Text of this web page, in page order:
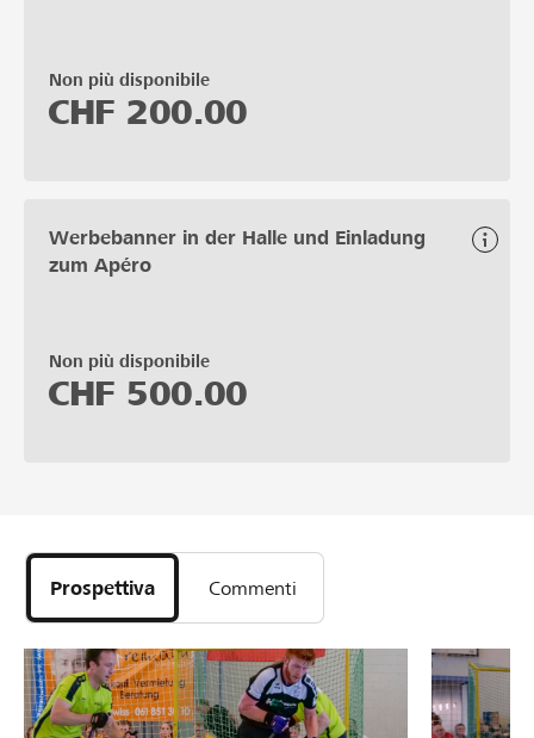
Non più disponibile
CHF 200.00
Werbebanner in der Halle und Einladung
zum Apéro
Non più disponibile
CHF 500.00
Prospettiva Commenti